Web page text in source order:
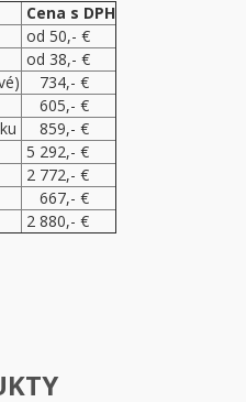
Cena s DPH
od 50,- €
od 38,- €
734,- €
605,- €
859,- €
5 292,- €
2 772,- €
667,- €
2 880,- €